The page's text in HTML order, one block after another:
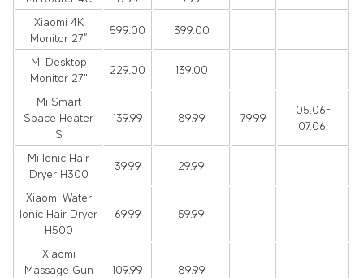
Xiaomi 4K
Monitor 27”
599.00 399.00
Mi Desktop
Monitor 27"
229.00 139.00
Mi Smart
Space Heater
S
139.99 89.99 79.99
05.06-
07.06.
Mi Ionic Hair
Dryer H300
39.99 29.99
Xiaomi Water
Ionic Hair Dryer
H500
69.99 59.99
Xiaomi
Massage Gun
109.99 89.99